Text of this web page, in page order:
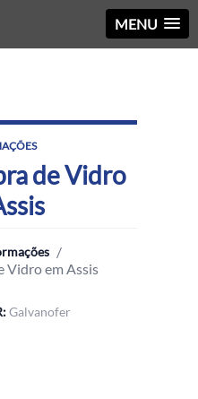
MENU
de Vidro
/
Vidro em Assis
Galvanofer